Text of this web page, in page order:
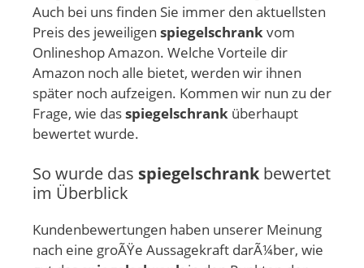
Auch bei uns finden Sie immer den aktuellsten
Preis des jeweiligen spiegelschrankvom
Onlineshop Amazon. Welche Vorteile dir
Amazon noch alle bietet, werden wir ihnen
später noch aufzeigen. Kommen wir nun zu der
Frage, wie dasspiegelschrank überhaupt
bewertet wurde.
So wurde das spiegelschrank bewertet
im Überblick
Kundenbewertungen haben unserer Meinung
nach eine groÃŸe Aussagekraft darÃ¼ber, wie